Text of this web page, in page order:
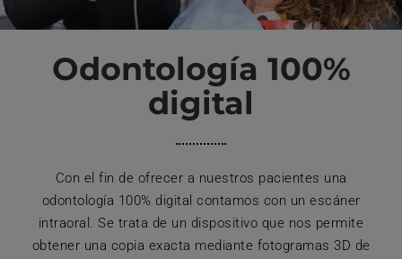
Odontología 100%
digital
Con el fin de ofrecer a nuestros pacientes una
odontología 100% digital contamos con un escáner
intraoral. Se trata de un dispositivo que nos permite
obtener una copia exacta mediante fotogramas 3D de